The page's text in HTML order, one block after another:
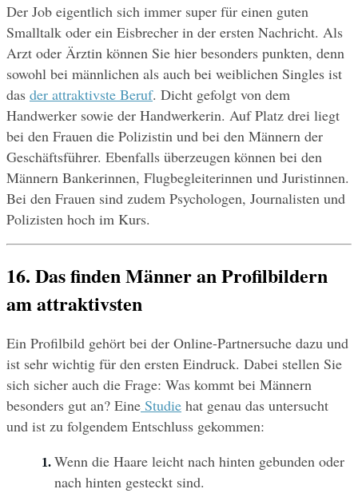
Der Job eigentlich sich immer super für einen guten
Smalltalk oder ein Eisbrecher in der ersten Nachricht. Als
Arzt oder Ärztin können Sie hier besonders punkten, denn
sowohl bei männlichen als auch bei weiblichen Singles ist
das der attraktivste Beruf. Dicht gefolgt von dem
Handwerker sowie der Handwerkerin. Auf Platz drei liegt
bei den Frauen die Polizistin und bei den Männern der
Geschäftsführer. Ebenfalls überzeugen können bei den
Männern Bankerinnen, Flugbegleiterinnen und Juristinnen.
Bei den Frauen sind zudem Psychologen, Journalisten und
Polizisten hoch im Kurs.
16. Das finden Männer an Profilbildern
am attraktivsten
Ein Profilbild gehört bei der Online-Partnersuche dazu und
ist sehr wichtig für den ersten Eindruck. Dabei stellen Sie
sich sicher auch die Frage: Was kommt bei Männern
besonders gut an? Eine Studie hat genau das untersucht
und ist zu folgendem Entschluss gekommen:
Wenn die Haare leicht nach hinten gebunden oder
nach hinten gesteckt sind.